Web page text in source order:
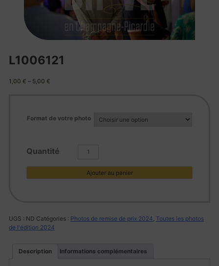
L1006121
1,00 € – 5,00 €
Format de votre photo
quantité
L1006121
Ajouter au panier
UGS : ND Catégories : Photos de remise de prix 2024, Toutes les photos
de l'édition 2024
Description Informations complémentaires